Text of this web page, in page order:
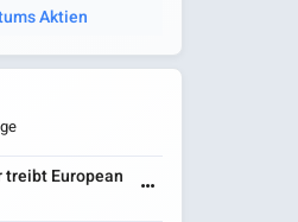
Aktien
European